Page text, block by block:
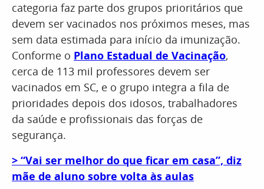
categoria faz parte dos grupos prioritários que
devem ser vacinados nos próximos meses, mas
sem data estimada para início da imunização.
Conforme o Plano Estadual de Vacinação,
cerca de 113 mil professores devem ser
vacinados em SC, e o grupo integra a fila de
prioridades depois dos idosos, trabalhadores
da saúde e profissionais das forças de
segurança.
> “Vai ser melhor do que ficar em casa”, diz
mãe de aluno sobre volta às aulas